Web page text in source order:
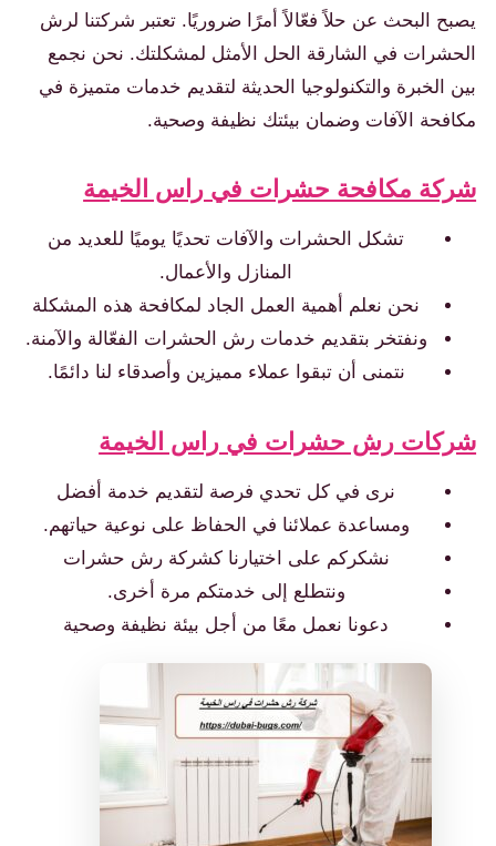
البحث عن حلاً فعّالاً أمرًا ضروريًا. تعتبر شركتنا لرش
في الشارقة الحل الأمثل لمشكلتك. نحن نجمع
الخبرة والتكنولوجيا الحديثة لتقديم خدمات متميزة في
الآفات وضمان بيئتك نظيفة وصحية.
مكافحة حشرات في راس الخيمة
تشكل الحشرات والآفات تحديًا يوميًا للعديد من
المنازل والأعمال.
نحن نعلم أهمية العمل الجاد لمكافحة هذه المشكلة
ونفتخر بتقديم خدمات رش الحشرات الفعّالة والآمنة.
نتمنى أن تبقوا عملاء مميزين وأصدقاء لنا دائمًا.
رش حشرات في راس الخيمة
نرى في كل تحدي فرصة لتقديم خدمة أفضل
ومساعدة عملائنا في الحفاظ على نوعية حياتهم.
نشكركم على اختيارنا كشركة رش حشرات
ونتطلع إلى خدمتكم مرة أخرى.
دعونا نعمل معًا من أجل بيئة نظيفة وصحية